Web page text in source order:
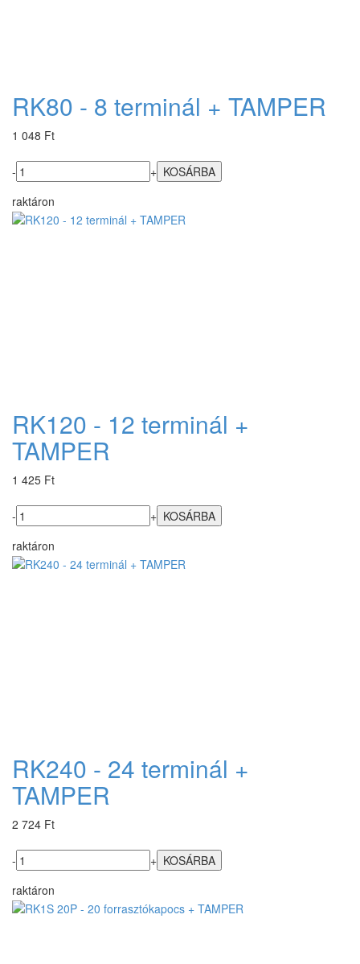
RK80 - 8 terminál + TAMPER
1 048 Ft
-
+
raktáron
RK120 - 12 terminál +
TAMPER
1 425 Ft
-
+
raktáron
RK240 - 24 terminál +
TAMPER
2 724 Ft
-
+
raktáron